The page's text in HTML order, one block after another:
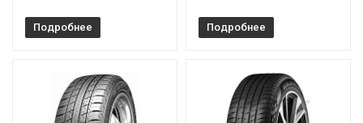
Подробнее Подробнее